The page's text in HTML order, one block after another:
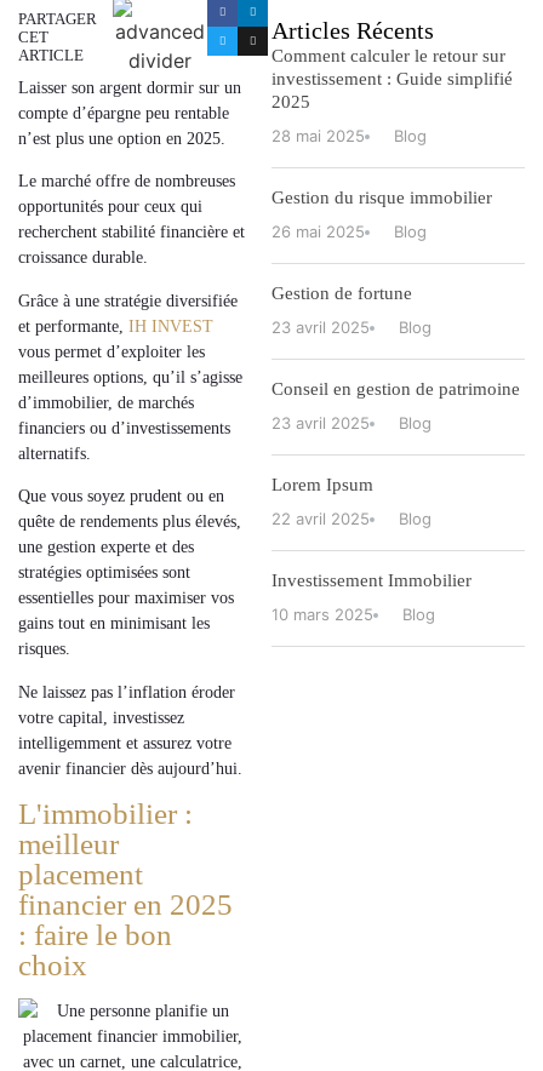
PARTAGER
CET
ARTICLE
Laisser son argent dormir sur un
compte d’épargne peu rentable
n’est plus une option en 2025.
Le marché offre de nombreuses
opportunités pour ceux qui
recherchent stabilité financière et
croissance durable.
Grâce à une stratégie diversifiée
et performante IH INVEST
vous permet d’exploiter les
meilleures options, qu’il s’agisse
d’immobilier, de marchés
financiers ou d’investissements
alternatifs
Que vous soyez prudent ou en
quête de rendements plus élevés,
une gestion experte et des
stratégies optimisées sont
essentielles pour maximiser vos
gains tout en minimisant les
risques.
Ne laissez pas l’inflation éroder
votre capital, investissez
intelligemment et assurez votre
avenir financier dès aujourd’hui
L'immobilier :
meilleur
placement
financier en 2025
: faire le bon
choix
Articles Récents
Comment calculer le retour sur
investissement : Guide simplifié
2025
28 mai 2025
Blog
Gestion du risque immobilier
26 mai 2025
Blog
Gestion de fortune
23 avril 2025
Blog
Conseil en gestion de patrimoine
23 avril 2025
Blog
Lorem Ipsum
22 avril 2025
Blog
Investissement Immobilier
10 mars 2025
Blog